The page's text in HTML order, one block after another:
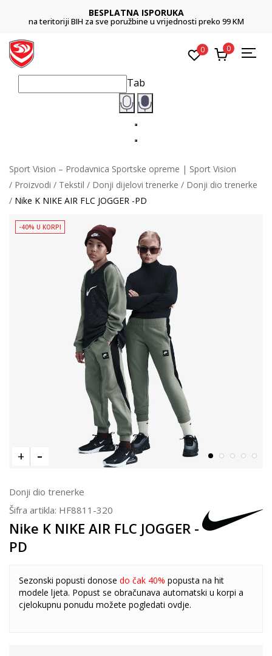
BESPLATNA ISPORUKA
na teritoriji BIH za sve poružbine u vrijednosti preko 99 KM
0 0
Tab
Sport Vision – Prodavnica Sportske opreme | Sport Vision
Proizvodi
Tekstil Donji dijelovi trenerke
Donji dio trenerke
Nike K NIKE AIR FLC JOGGER -PD
-40% U KORPI
Donji dio trenerke
Šifra artikla: HF8811-320
Nike K NIKE AIR FLC JOGGER -
PD
Sezonski popusti donose do čak 40% popusta na hit
modele ljeta. Popust se obračunava automatski u korpi a
cjelokupnu ponudu možete pogledati ovdje.